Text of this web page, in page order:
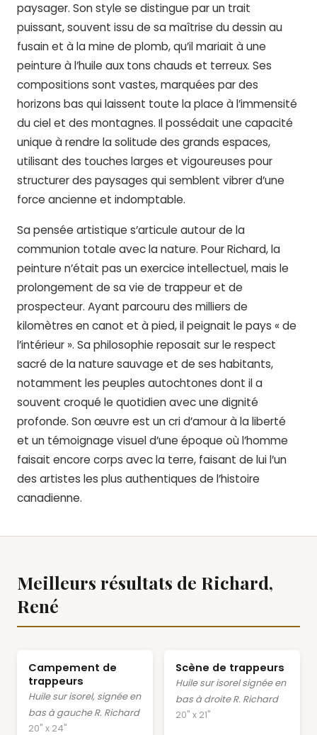
paysager. Son style se distingue par un trait
puissant, souvent issu de sa maîtrise du dessin au
fusain et à la mine de plomb, qu’il mariait à une
peinture à l’huile aux tons chauds et terreux. Ses
compositions sont vastes, marquées par des
horizons bas qui laissent toute la place à l’immensité
du ciel et des montagnes. Il possédait une capacité
unique à rendre la solitude des grands espaces,
utilisant des touches larges et vigoureuses pour
structurer des paysages qui semblent vibrer d’une
force ancienne et indomptable.
Sa pensée artistique s’articule autour de la
communion totale avec la nature. Pour Richard, la
peinture n’était pas un exercice intellectuel, mais le
prolongement de sa vie de trappeur et de
prospecteur. Ayant parcouru des milliers de
kilomètres en canot et à pied, il peignait le pays « de
l’intérieur ». Sa philosophie reposait sur le respect
sacré de la nature sauvage et de ses habitants,
notamment les peuples autochtones dont il a
souvent croqué le quotidien avec une dignité
profonde. Son œuvre est un cri d’amour à la liberté
et un témoignage visuel d’une époque où l’homme
faisait encore corps avec la terre, faisant de lui l’un
des artistes les plus authentiques de l’histoire
canadienne.
Meilleurs résultats de Richard,
René
Campement de
trappeurs
Huile sur isorel, signée en
bas à gauche R. Richard
20" x 24"
Scène de trappeurs
Huile sur isorel signée en
bas à droite R. Richard
20" x 21"